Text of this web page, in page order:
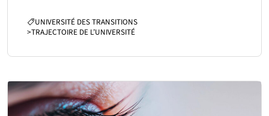
CATÉGORIES :
UNIVERSITÉ DES TRANSITIONS
>TRAJECTOIRE DE L’UNIVERSITÉ